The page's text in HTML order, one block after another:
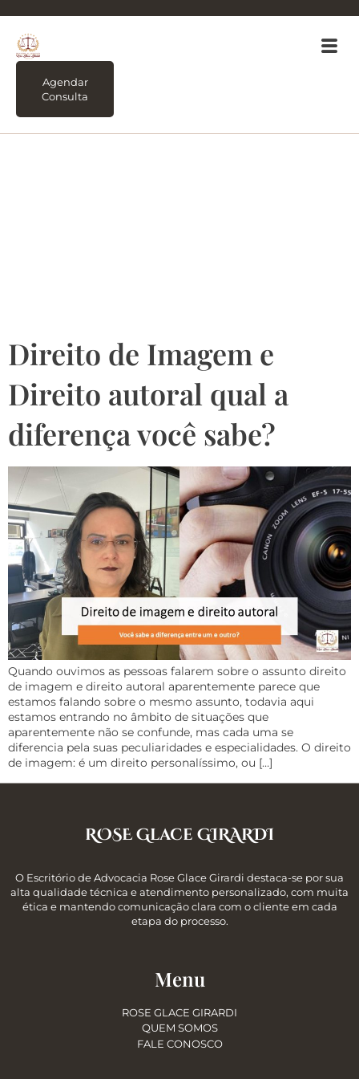
Agendar
Consulta
Direito de Imagem e
Direito autoral qual a
diferença você sabe?
Quando ouvimos as pessoas falarem sobre o assunto direito
de imagem e direito autoral aparentemente parece que
estamos falando sobre o mesmo assunto, todavia aqui
estamos entrando no âmbito de situações que
aparentemente não se confunde, mas cada uma se
diferencia pela suas peculiaridades e especialidades. O direito
de imagem: é um direito personalíssimo, ou […]
ROSE Glace GIRARDI
O Escritório de Advocacia Rose Glace Girardi destaca-se por sua
alta qualidade técnica e atendimento personalizado, com muita
ética e mantendo comunicação clara com o cliente em cada
etapa do processo.
Menu
ROSE GLACE GIRARDI
QUEM SOMOS
FALE CONOSCO